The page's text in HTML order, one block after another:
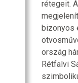
rétegeit.
bizonyos
ország
Rétfalvi